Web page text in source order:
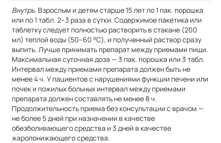
Внутрь. Взрослым и детям старше 15 лет по 1 пак. порошка
или по 1 табл. 2–3 раза в сутки. Содержимое пакетика или
таблетку следует полностью растворить в стакане (200
мл) теплой воды (50–60 °C), и полученный раствор сразу
выпить. Лучше принимать препарат между приемами пищи.
Максимальная суточная доза — 3 пак. порошка или 3 табл.
Интервал между приемами препарата должен быть не
менее 4 ч. У пациентов с нарушениями функции печени или
почек и пожилых больных интервал между приемами
препарата должен составлять не менее 8 ч.
Продолжительность приема без консультации с врачом —
не более 5 дней при назначении в качестве
обезболивающего средства и 3 дней в качестве
жаропонижающего средства.